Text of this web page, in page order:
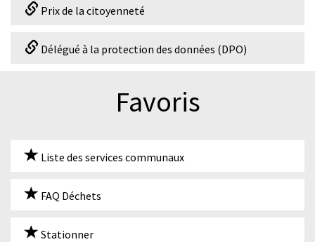
Prix de la citoyenneté
Délégué à la protection des données (DPO)
Favoris
Liste des services communaux
FAQ Déchets
Stationner